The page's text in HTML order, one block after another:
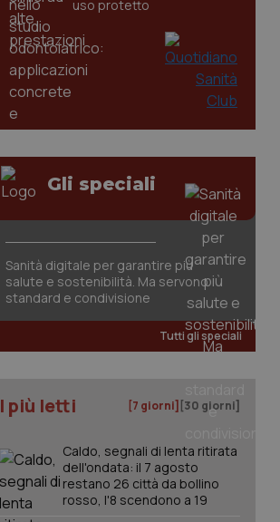
uso protetto
Gli speciali
Sanità digitale per garantire più
salute e sostenibilità. Ma servono
standard e condivisione
Tutti gli speciali
I più letti [7 giorni] [30 giorni]
Caldo, segnali di lenta ritirata
dell'ondata: il 7 agosto
restano 26 città da bollino
rosso, l'8 scendono a 19